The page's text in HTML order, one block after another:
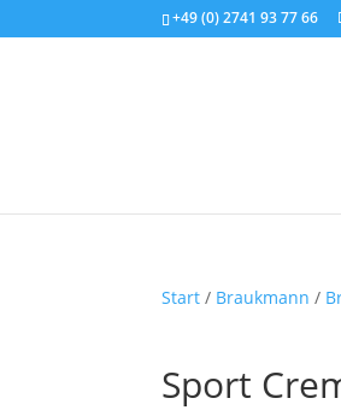
+49 (0) 2741 93 77 66
Start / Braukmann /
Sport